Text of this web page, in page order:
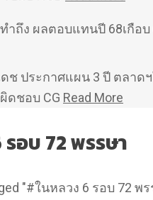
ำถึง ผลตอบแทนปี 68เกือบ
ดช ประกาศแผน 3 ปี ตลาด
ดชอบ CG Read More
อบ 72 พรรษา
"#ในหลวง 6 รอบ 72 พ